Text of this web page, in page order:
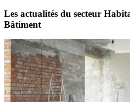
Les actualités du secteur
Bâtiment